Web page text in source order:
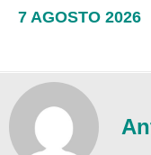
7 AGOSTO 2026